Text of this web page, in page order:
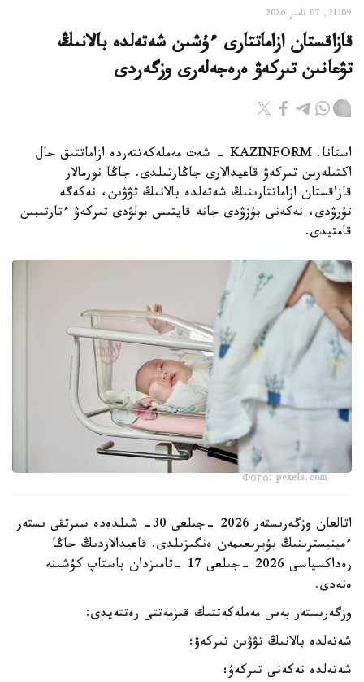
21:09, 07 تامىز 2026
قازاقستان ازاماتتارى ءۇشىن شەتەلدە بالانىڭ
تۋعانىن تىركەۋ ەرەجەلەرى وزگەردى
استانا. KAZINFORM - شەت مەملەكەتتەردە ازاماتتىق حال
اكتىلەرىن تىركەۋ قاعيدالارى جاڭارتىلدى. جاڭا نورمالار
قازاقستان ازاماتتارىنىڭ شەتەلدە بالانىڭ تۋۋىن، نەكەگە
تۇرۋدى، نەكەنى بۇزۋدى جانە قايتىس بولۋدى تىركەۋ ءتارتىبىن
قامتيدى.
Фото: pexels.com
اتالعان وزگەرىستەر 2026 -جىلعى 30- شىلدەدە سىرتقى ىستەر
ءمينيسترىنىڭ بۇيرىعىمەن ەنگىزىلدى. قاعيدالاردىڭ جاڭا
رەداكسياسى 2026 -جىلعى 17 -تامىزدان باستاپ كۇشىنە
ەنەدى.
وزگەرىستەر بەس مەملەكەتتىك قىزمەتتى رەتتەيدى:
شەتەلدە بالانىڭ تۋۋىن تىركەۋ؛
شەتەلدە نەكەنى تىركەۋ؛